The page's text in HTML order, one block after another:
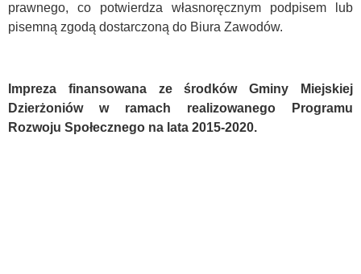
prawnego, co potwierdza własnoręcznym podpisem lub
pisemną zgodą dostarczoną do Biura Zawodów.
Impreza finansowana ze środków Gminy Miejskiej
Dzierżoniów w ramach realizowanego Programu
Rozwoju Społecznego na lata 2015-2020.